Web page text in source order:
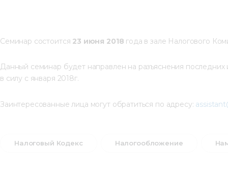
Семинар состоится 23 июня 2018 года в зале Налогового
Данный семинар будет направлен на разъяснения
в силу с января 2018г.
Заинтересованные лица могут обратиться по адресу:
Налоговый Кодекс Налогообложение